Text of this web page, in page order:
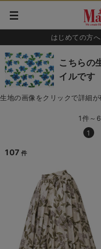
はじめての方
こちらの
イルです
生地の画像をクリックで詳細が
1件～
1
107 件